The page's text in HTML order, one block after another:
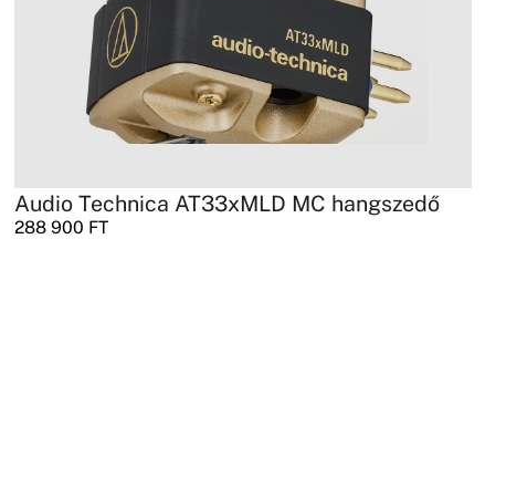
Audio Technica AT33xMLD MC hangszedő
288 900 FT